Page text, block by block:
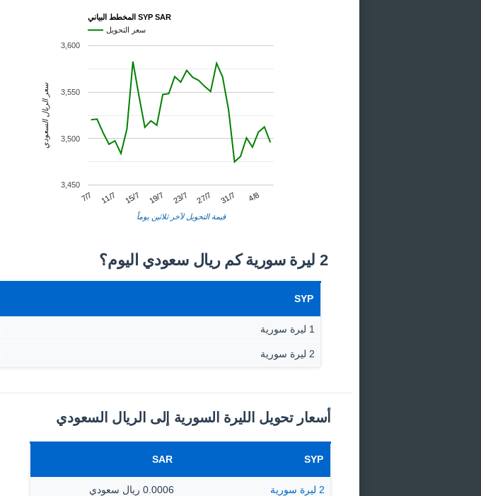
المخطط البياني SYP SAR
سعر التحويل
7/7 11/7 15/7 19/7 23/7 27/7 31/7 4/8
3,450
3,500
3,550
3,600
قيمة التحويل لآخر ثلاثين يوماً
سعر الريال السعودي
2 ليرة سورية كم ريال سعودي اليوم؟
SYP
1 ليرة سورية
2 ليرة سورية
أسعار تحويل الليرة السورية إلى الريال السعودي
SYP
SAR
2 ليرة سورية 0.0006 ريال سعودي